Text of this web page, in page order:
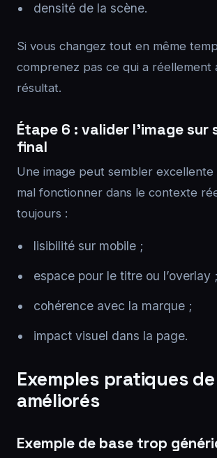
densité de la scène.
Si vous changez tout en même
comprenez pas ce qui a réellement
résultat.
Étape 6 : valider l’image sur
final
Une image peut sembler
mal fonctionner dans le contexte
toujours :
lisibilité sur mobile ;
espace pour le titre ou l’overlay ;
cohérence avec la marque ;
impact visuel dans la page.
Exemples pratiques
améliorés
Exemple de base trop